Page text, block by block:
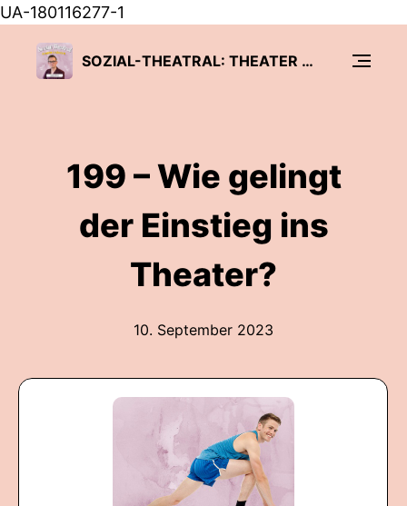
UA-180116277-1
SOZIAL-THEATRAL: THEATER TRIFFT PÄDAGOGIK
199 – Wie gelingt
der Einstieg ins
Theater?
10. September 2023